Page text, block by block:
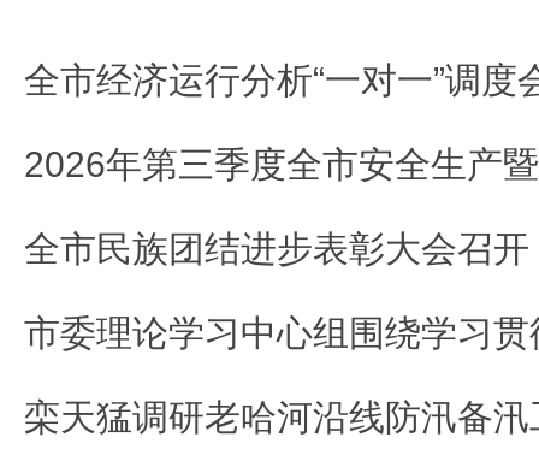
栾天猛调研老哈河沿线防汛备汛